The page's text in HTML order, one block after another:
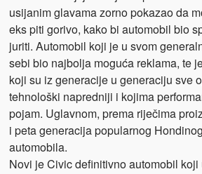
usijanim glavama zorno pokazao da
eks piti gorivo, kako bi automobil bio
juriti. Automobil koji je u svom
sebi bio najbolja moguća reklama, te
koji su iz generacije u generaciju sve
tehnološki napredniji i kojima
pojam. Uglavnom, prema riječima
i peta generacija popularnog
automobila.
Novi je Civic definitivno automobil